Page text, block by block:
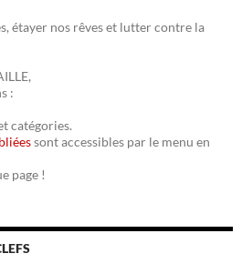
étayer nos rêves et lutter contre la
:
catégories.
sont accessibles par le menu en
page !